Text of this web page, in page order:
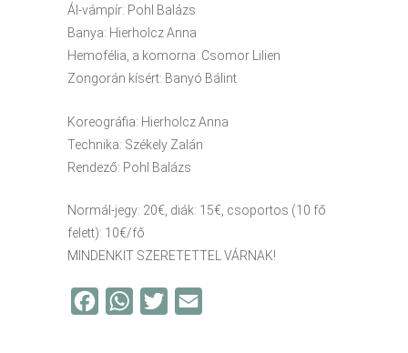
Ál-vámpír: Pohl Balázs
Banya: Hierholcz Anna
Hemofélia, a komorna: Csomor Lilien
Zongorán kísért: Banyó Bálint
Koreográfia: Hierholcz Anna
Technika: Székely Zalán
Rendező: Pohl Balázs
Normál-jegy: 20€, diák: 15€, csoportos (10 fő
felett): 10€/fő
MINDENKIT SZERETETTEL VÁRNAK!
W